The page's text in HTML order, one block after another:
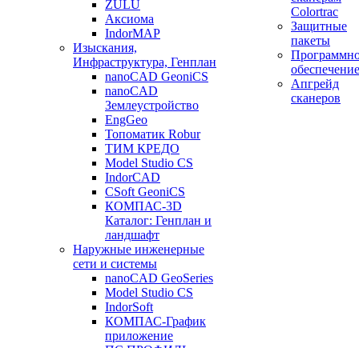
ZULU
Аксиома
IndorMAP
Изыскания,
Инфраструктура, Генплан
nanoCAD GeoniCS
nanoCAD
Землеустройство
EngGeo
Топоматик Robur
ТИМ КРЕДО
Model Studio CS
IndorCAD
CSoft GeoniCS
КОМПАС-3D
Каталог: Генплан и
ландшафт
Наружные инженерные
сети и системы
nanoCAD GeoSeries
Model Studio CS
IndorSoft
КОМПАС-График
приложение
Colortrac
Защитные
пакеты
обеспечение
Апгрейд
сканеров